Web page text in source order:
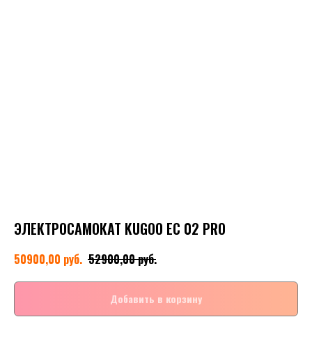
ЭЛЕКТРОСАМОКАТ KUGOO EC 02 PRO
50900,00 руб. 52900,00руб.
Добавить в корзину